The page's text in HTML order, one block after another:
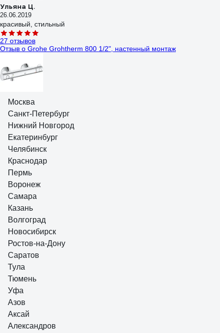
Ульяна Ц.
26.06.2019
красивый, стильный
27 отзывов
Отзыв о Grohe Grohtherm 800 1/2", настенный монтаж
Анна
11.07.2019
очень удобная штука, если в семье есть дети, монтаж прост, цена с
акциями отличная
12 отзывов
Отзыв о OLIVE'S Evora
Андрей
22.03.2023
Отличное качество, даже декоративная накладка толщиной с
миллиметр, а не из фольги, как обычно.
Москва
Санкт-Петербург
Нижний Новгород
Екатеринбург
Челябинск
Краснодар
Пермь
Воронеж
Самара
Казань
Волгоград
Новосибирск
Ростов-на-Дону
Саратов
Тула
Тюмень
Уфа
Азов
Аксай
Александров